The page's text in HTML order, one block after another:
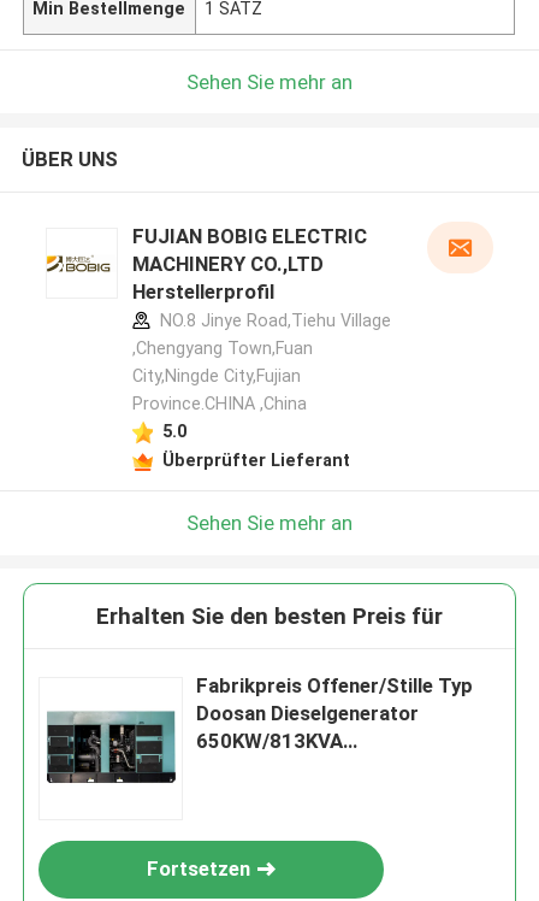
Min Bestellmenge 1 SATZ
Sehen Sie mehr an
ÜBER UNS
FUJIAN BOBIG ELECTRIC
MACHINERY CO.,LTD
Herstellerprofil
NO.8 Jinye Road,Tiehu Village
,Chengyang Town,Fuan
City,Ningde City,Fujian
Province.CHINA ,China
5.0
Überprüfter Lieferant
Sehen Sie mehr an
Erhalten Sie den besten Preis für
Fabrikpreis Offener/Stille Typ
Doosan Dieselgenerator
650KW/813KVA
Fortsetzen